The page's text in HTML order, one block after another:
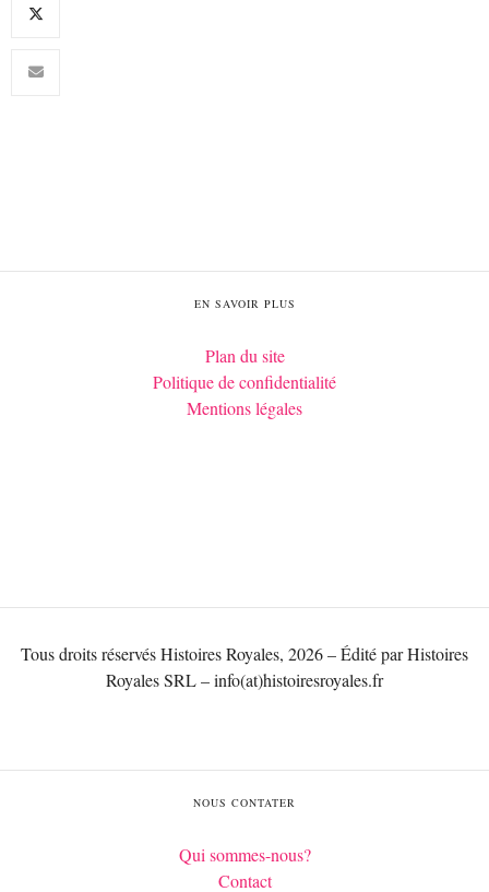
EN SAVOIR PLUS
Plan du site
Politique de confidentialité
Mentions légales
Tous droits réservés Histoires Royales, 2026 – Édité par Histoires
Royales SRL – info(at)histoiresroyales.fr
NOUS CONTATER
Qui sommes-nous?
Contact